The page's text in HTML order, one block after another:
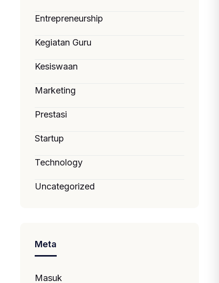
Entrepreneurship
Kegiatan Guru
Kesiswaan
Marketing
Prestasi
Startup
Technology
Uncategorized
Meta
Masuk